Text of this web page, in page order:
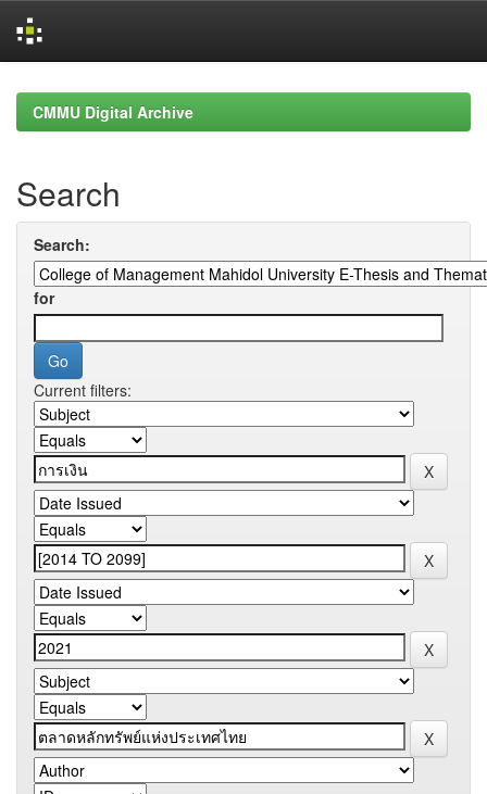
navigationCMMU Digital Archive
Search
Search:
for
Current filters: